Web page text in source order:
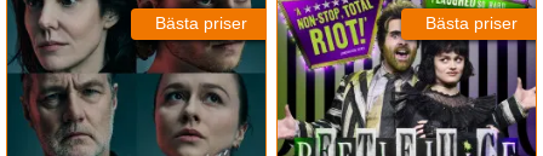
Bästa priser Bästa priser